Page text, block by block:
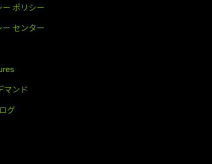
ー ポリシー
ー センター
マンド
グ